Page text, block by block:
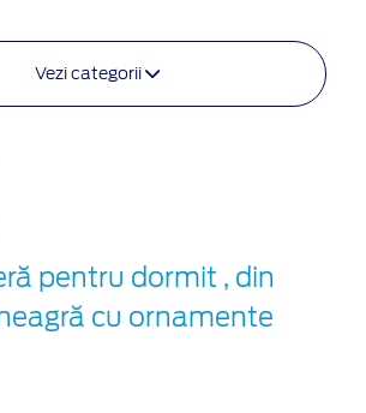
Vezi categorii
pentru dormit , din
cu ornamente